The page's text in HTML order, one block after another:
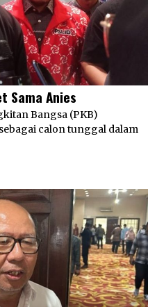
Sama Anies
Bangsa (PKB)
calon tunggal dalam